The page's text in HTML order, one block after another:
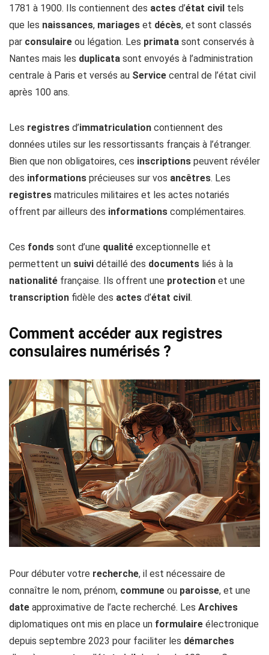
1781 à 1900. Ils contiennent des actes d’état civil tels
que les naissances, mariages et décès, et sont classés
par consulaire ou légation. Les primata sont conservés à
Nantes mais les duplicata sont envoyés à l’administration
centrale à Paris et versés au Service central de l’état civil
après 100 ans.
Les registres d’immatriculation contiennent des
données utiles sur les ressortissants français à l’étranger.
Bien que non obligatoires, ces inscriptions peuvent révéler
des informations précieuses sur vos ancêtres. Les
registres matricules militaires et les actes notariés
offrent par ailleurs des informations complémentaires.
Ces fonds sont d’une qualité exceptionnelle et
permettent un suivi détaillé des documents liés à la
nationalité française. Ils offrent une protection et une
transcription fidèle des actes d’état civil .
Comment accéder aux registres
consulaires numérisés ?
Pour débuter votre recherche, il est nécessaire de
connaître le nom, prénom, commune ou paroisse, et une
date approximative de l’acte recherché. Les Archives
diplomatiques ont mis en place un formulaire électronique
depuis septembre 2023 pour faciliter les démarches